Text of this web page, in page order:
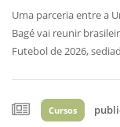
Uma parceria entre a
Bagé vai reunir
Futebol de 2026,
Cursos